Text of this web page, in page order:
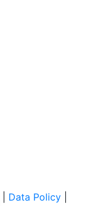
Data Policy